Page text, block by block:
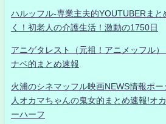
ハルッフル-専業主夫的YOUTUBERまと
く！初老人の介護生活！激動の1750日
アニゲタレスト（元祖！アニメッフル
ナベ的まとめ速報
火浦のシネマッフル映画NEWS情報ポ
人オカマちゃんの鬼女的まとめ速報!オ
ーハーフ